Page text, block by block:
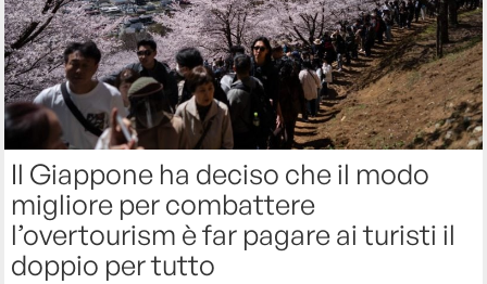
Il Giappone ha deciso che il modo
migliore per combattere
l’overtourism è far pagare ai turisti il
doppio per tutto